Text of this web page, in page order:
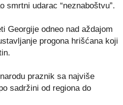
smrtni udarac “neznaboštvu”.
Georgije odneo nad aždajom
progona hrišćana koji
praznik sa najviše
sadržini od regiona do